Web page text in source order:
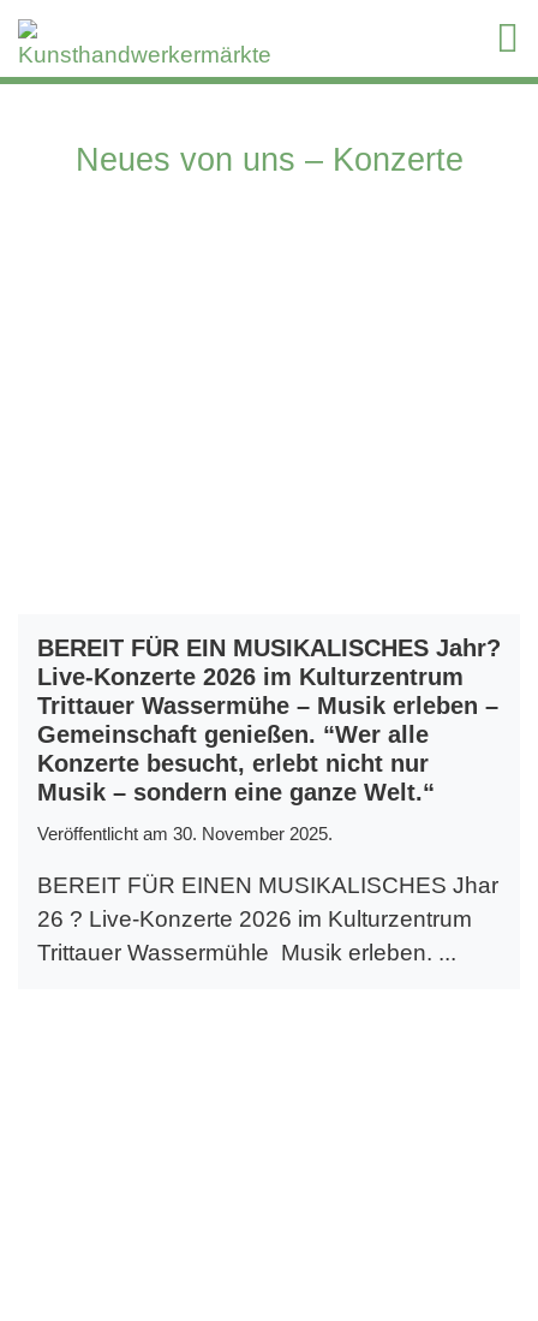
Neues von uns – Konzerte
BEREIT FÜR EIN MUSIKALISCHES Jahr?
Live-Konzerte 2026 im Kulturzentrum
Trittauer Wassermühe – Musik erleben –
Gemeinschaft genießen. “Wer alle
Konzerte besucht, erlebt nicht nur
Musik – sondern eine ganze Welt.“
Veröffentlicht am 30. November 2025.
BEREIT FÜR EINEN MUSIKALISCHES Jhar
26 ? Live-Konzerte 2026 im Kulturzentrum
Trittauer Wassermühle Musik erleben. ...